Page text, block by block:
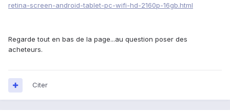
retina-screen-android-tablet-pc-wifi-hd-2160p-16gb.html
Regarde tout en bas de la page...au question poser des
acheteurs.
Citer